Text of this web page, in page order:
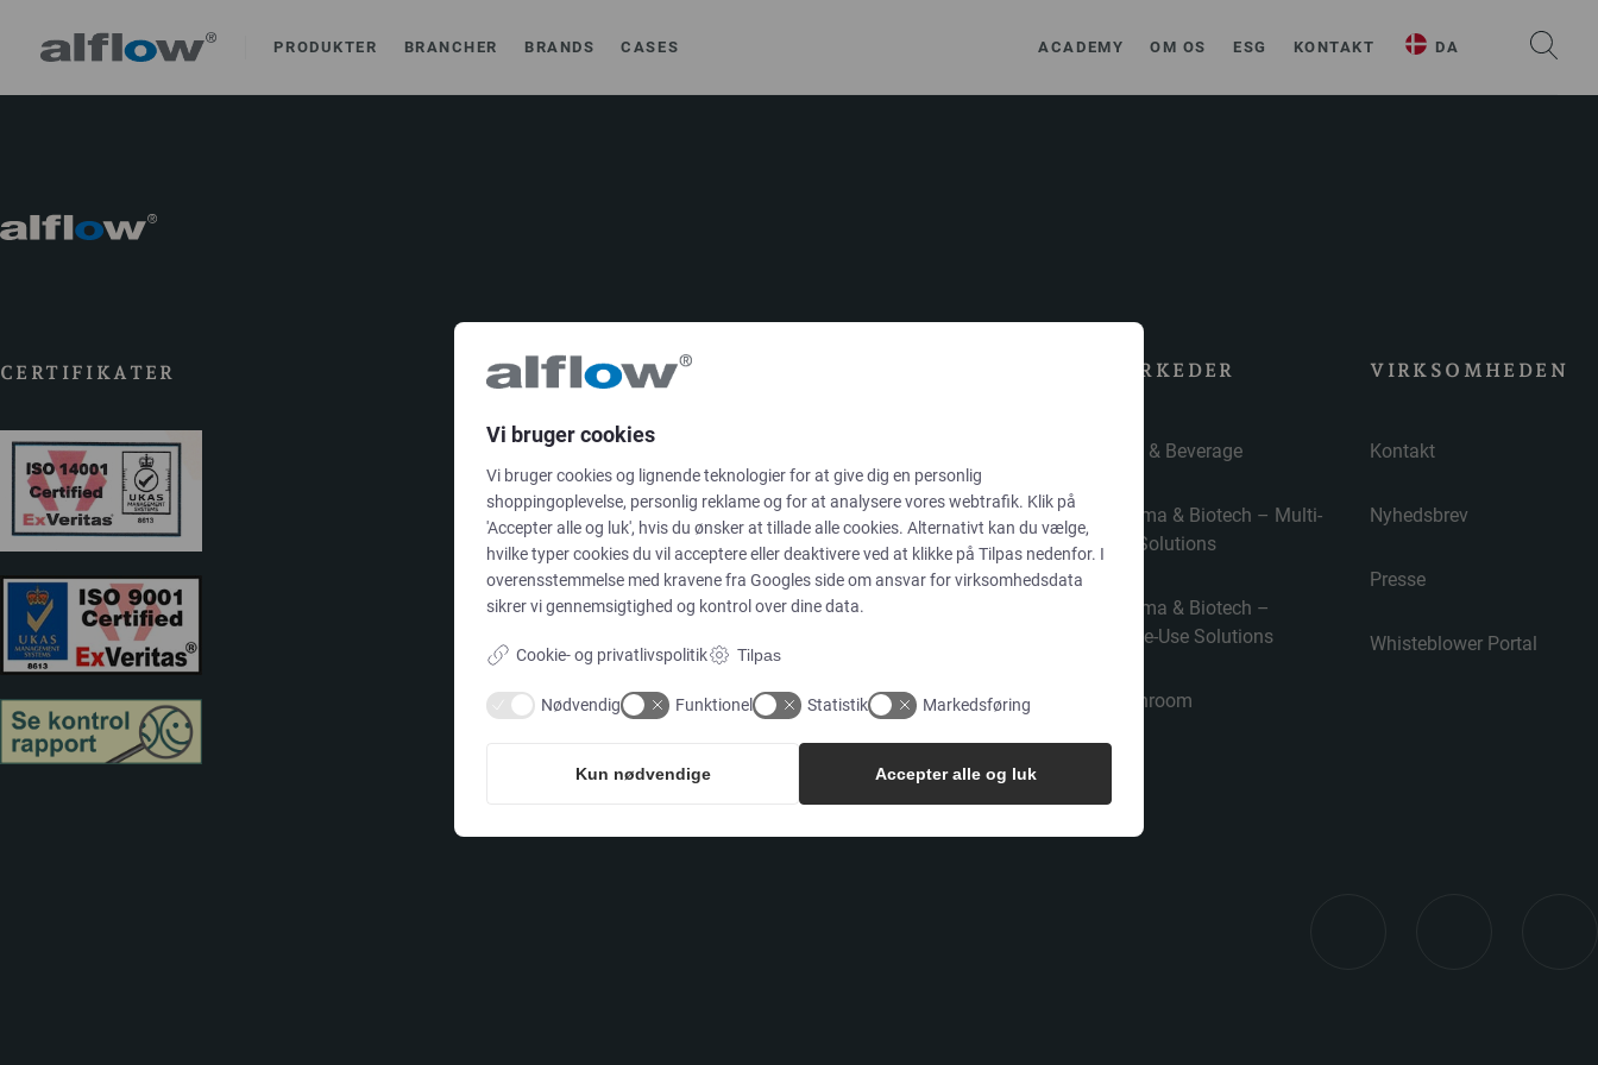
PRODUKTER BRANCHER BRANDS CASES ACADEMY OM OS ESG KONTAKT DA
CERTIFIKATER
Cases
Produkter
MARKEDER
Food & Beverage
Pharma & Biotech – Multi-
Use Solutions
Pharma & Biotech –
Single-Use Solutions
Cleanroom
VIRKSOMHEDEN
Kontakt
Nyhedsbrev
Presse
Whisteblower Portal
Vi bruger cookies
Vi bruger cookies og lignende teknologier for at give dig en personlig
shoppingoplevelse, personlig reklame og for at analysere vores webtrafik. Klik på
'Accepter alle og luk', hvis du ønsker at tillade alle cookies. Alternativt kan du vælge,
hvilke typer cookies du vil acceptere eller deaktivere ved at klikke på Tilpas nedenfor. I
overensstemmelse med kravene fra Googles side om ansvar for virksomhedsdata
sikrer vi gennemsigtighed og kontrol over dine data.
Cookie- og privatlivspolitik Tilpas
Nødvendig Funktionel Statistik Markedsføring
Kun nødvendige Accepter alle og luk